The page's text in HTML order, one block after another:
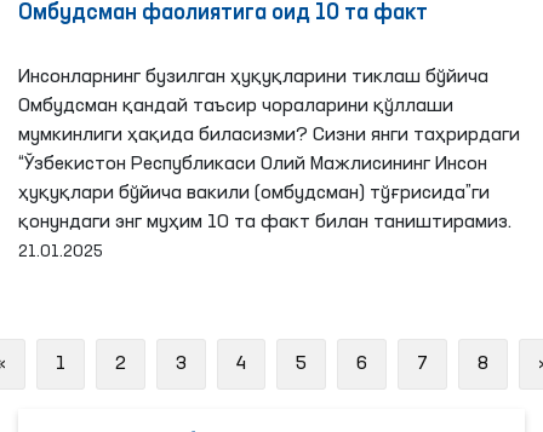
Омбудсман фаолиятига оид 10 та факт
Инсонларнинг бузилган ҳуқуқларини тиклаш бўйича
Омбудсман қандай таъсир чораларини қўллаши
мумкинлиги ҳақида биласизми? Сизни янги таҳрирдаги
“Ўзбекистон Республикаси Олий Мажлисининг Инсон
ҳуқуқлари бўйича вакили (омбудсман) тўғрисида”ги
қонундаги энг муҳим 10 та факт билан таништирамиз.
21.01.2025
Previous
1 2 3 4 5 6 7 8